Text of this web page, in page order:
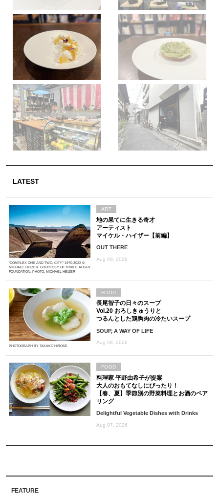
LATEST
“COMPLEX ONE AND TWO, CITY,” 1970-2022 ©
MICHAEL HEIZER. COURTESY OF TRIPLE AUGHT
FOUNDATION. PHOTO: MICHAEL HEIZER
地の果てに生きる奇才
アーティスト
マイケル・ハイザー【前編】
OUT THERE
Aug 09, 2026
ART
PHOTOGRAPH BY TAKAKO HIROSE
長尾智子の日々のスープ
Vol.20 おろしきゅうりと
つるんとした鶏胸肉の冷たいスープ
SOUP, A WAY OF LIFE
Aug 08, 2026
FOOD
料理家 平野由希子が提案
大人のおもてなしにぴったり！
【春、夏】季節別の野菜料理とお酒のペア
リング
Delightful Vegetable Dishes with Drinks
Aug 07, 2026
FOOD
FEATURE